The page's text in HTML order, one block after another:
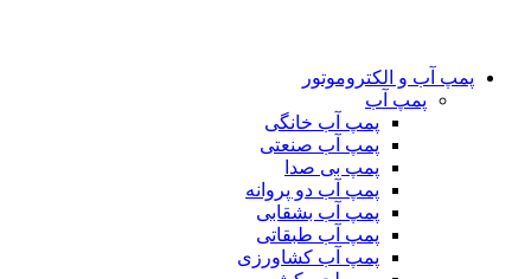
پمپ آب و الکتروموتور
پمپ آب
پمپ آب خانگی
پمپ آب صنعتی
پمپ بی صدا
پمپ آب دو پروانه
پمپ آب بشقابی
پمپ آب طبقاتی
پمپ آب کشاورزی